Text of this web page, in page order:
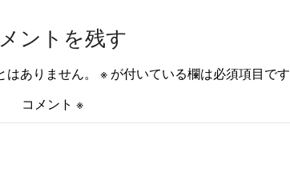
ントを残す
ありません。 ※が付いている欄は必須項目です
コメント ※